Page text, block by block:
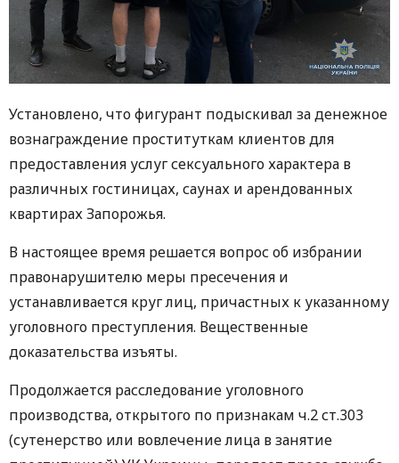
Установлено, что фигурант подыскивал за денежное
вознаграждение проституткам клиентов для
предоставления услуг сексуального характера в
различных гостиницах, саунах и арендованных
квартирах Запорожья.
В настоящее время решается вопрос об избрании
правонарушителю меры пресечения и
устанавливается круг лиц, причастных к указанному
уголовного преступления. Вещественные
доказательства изъяты.
Продолжается расследование уголовного
производства, открытого по признакам ч.2 ст.303
(сутенерство или вовлечение лица в занятие